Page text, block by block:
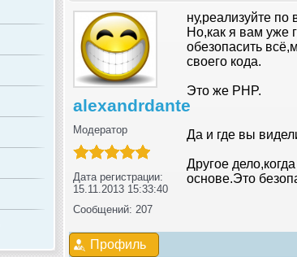
alexandrdante
Модератор
Дата регистрации:
15.11.2013 15:33:40
Сообщений: 207
ну,реализуйте
Но,как я вам уже
обезопасить
своего кода.
Это же PHP.
Да и где вы
Другое
основе.Это
Профиль